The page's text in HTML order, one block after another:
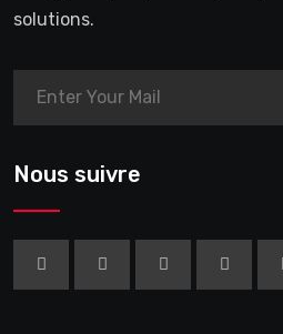
solutions.
Nous suivre